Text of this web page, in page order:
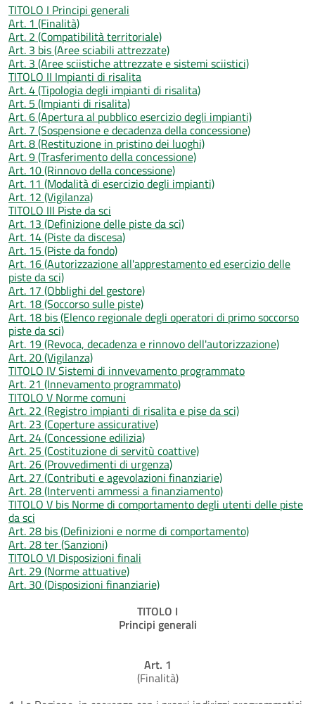
TITOLO I Principi generali
Art. 1 (Finalità)
Art. 2 (Compatibilità territoriale)
Art. 3 bis (Aree sciabili attrezzate)
Art. 3 (Aree sciistiche attrezzate e sistemi sciistici)
TITOLO II Impianti di risalita
Art. 4 (Tipologia degli impianti di risalita)
Art. 5 (Impianti di risalita)
Art. 6 (Apertura al pubblico esercizio degli impianti)
Art. 7 (Sospensione e decadenza della concessione)
Art. 8 (Restituzione in pristino dei luoghi)
Art. 9 (Trasferimento della concessione)
Art. 10 (Rinnovo della concessione)
Art. 11 (Modalità di esercizio degli impianti)
Art. 12 (Vigilanza)
TITOLO III Piste da sci
Art. 13 (Definizione delle piste da sci)
Art. 14 (Piste da discesa)
Art. 15 (Piste da fondo)
Art. 16 (Autorizzazione all'apprestamento ed esercizio delle
piste da sci)
Art. 17 (Obblighi del gestore)
Art. 18 (Soccorso sulle piste)
Art. 18 bis (Elenco regionale degli operatori di primo soccorso
piste da sci)
Art. 19 (Revoca, decadenza e rinnovo dell'autorizzazione)
Art. 20 (Vigilanza)
TITOLO IV Sistemi di innvevamento programmato
Art. 21 (Innevamento programmato)
TITOLO V Norme comuni
Art. 22 (Registro impianti di risalita e pise da sci)
Art. 23 (Coperture assicurative)
Art. 24 (Concessione edilizia)
Art. 25 (Costituzione di servitù coattive)
Art. 26 (Provvedimenti di urgenza)
Art. 27 (Contributi e agevolazioni finanziarie)
Art. 28 (Interventi ammessi a finanziamento)
TITOLO V bis Norme di comportamento degli utenti delle piste
da sci
Art. 28 bis (Definizioni e norme di comportamento)
Art. 28 ter (Sanzioni)
TITOLO VI Disposizioni finali
Art. 29 (Norme attuative)
Art. 30 (Disposizioni finanziarie)
TITOLO I
Principi generali
Art. 1
(Finalità)